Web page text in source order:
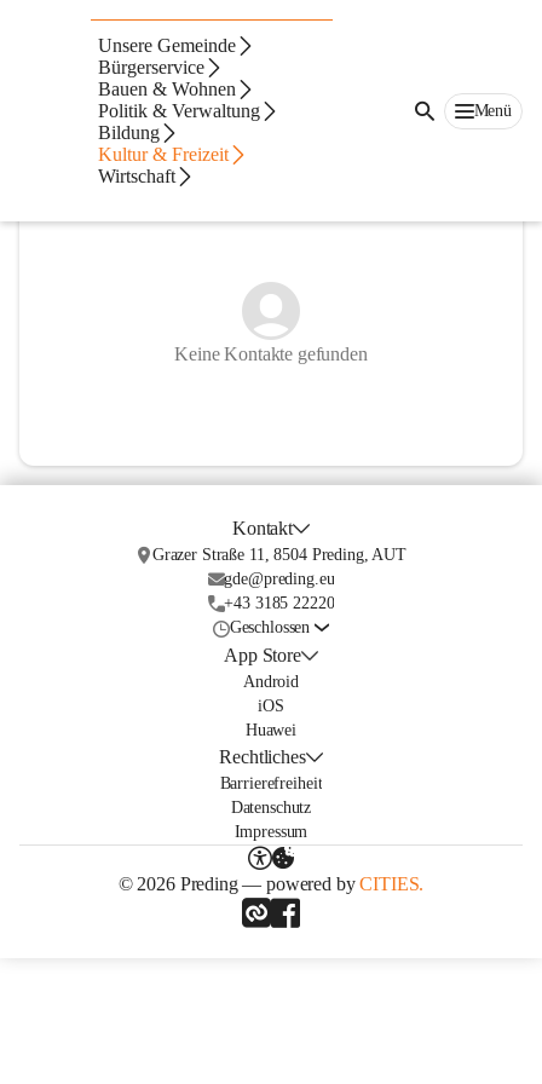
Unsere Gemeinde
Bürgerservice
Bauen & Wohnen
Politik & Verwaltung
Bildung
Kultur & Freizeit
Wirtschaft
Menü
Pfarre Preding
@pfarre-preding
Pfarre
In CITIES öffnen
Keine Kontakte gefunden
Kontakt
Grazer Straße 11, 8504 Preding, AUT
gde@preding.eu
+43 3185 22220
Geschlossen
App Store
Android
iOS
Huawei
Rechtliches
Barrierefreiheit
Datenschutz
Impressum
© 2026 Preding — powered byCITIES.